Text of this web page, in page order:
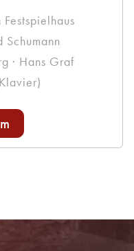
Schumann
· Hans Graf